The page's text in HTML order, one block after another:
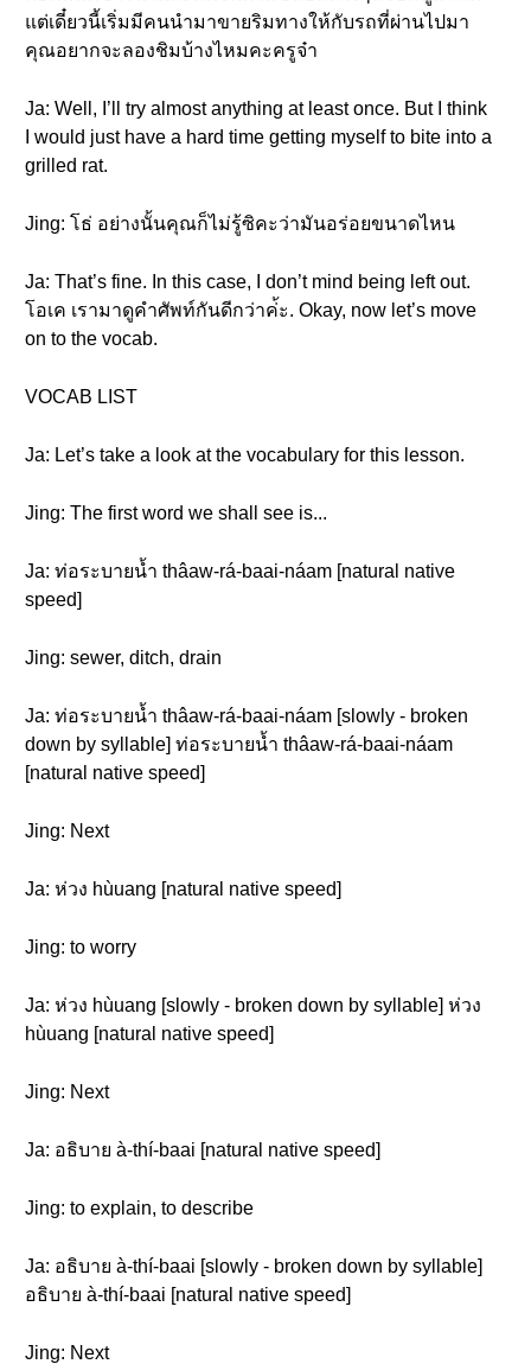
แต่เดี๋ยวนี้เริ่มมีคนนำมาขายริมทางให้กับรถที่ผ่านไปมา
คุณอยากจะลองชิมบ้างไหมคะครูจ๋า
Ja: Well, I’ll try almost anything at least once. But I think
I would just have a hard time getting myself to bite into a
grilled rat.
Jing: โธ่ อย่างนั้นคุณก็ไม่รู้ซิคะว่ามันอร่อยขนาดไหน
Ja: That’s fine. In this case, I don’t mind being left out.
โอเค เรามาดูคำศัพท์กันดีกว่าค่้ะ. Okay, now let’s move
on to the vocab.
VOCAB LIST
Ja: Let’s take a look at the vocabulary for this lesson.
Jing: The first word we shall see is...
Ja: ท่อระบายน้ำ thâaw-rá-baai-náam [natural native
speed]
Jing: sewer, ditch, drain
Ja: ท่อระบายน้ำ thâaw-rá-baai-náam [slowly - broken
down by syllable] ท่อระบายน้ำ thâaw-rá-baai-náam
[natural native speed]
Jing: Next
Ja: ห่วง hùuang [natural native speed]
Jing: to worry
Ja: ห่วง hùuang [slowly - broken down by syllable] ห่วง
hùuang [natural native speed]
Jing: Next
Ja: อธิบาย à-thí-baai [natural native speed]
Jing: to explain, to describe
Ja: อธิบาย à-thí-baai [slowly - broken down by syllable]
อธิบาย à-thí-baai [natural native speed]
Jing: Next